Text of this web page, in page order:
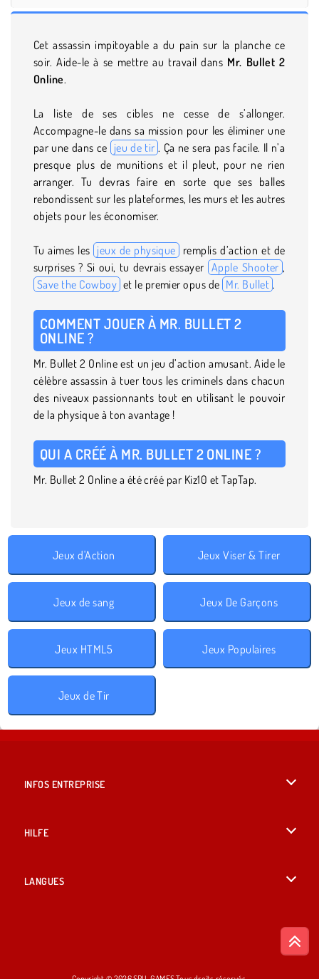
Cet assassin impitoyable a du pain sur la planche ce
soir. Aide-le à se mettre au travail dans Mr. Bullet 2
Online.
La liste de ses cibles ne cesse de s’allonger.
Accompagne-le dans sa mission pour les éliminer une
par une dans ce jeu de tir . Ça ne sera pas facile. Il n’a
presque plus de munitions et il pleut, pour ne rien
arranger. Tu devras faire en sorte que ses balles
rebondissent sur les plateformes, les murs et les autres
objets pour les économiser.
Tu aimes les jeux de physique remplis d’action et de
surprises ? Si oui, tu devrais essayer Apple Shooter ,
Save the Cowboy et le premier opus de Mr. Bullet .
COMMENT JOUER À MR. BULLET 2
ONLINE ?
Mr. Bullet 2 Online est un jeu d’action amusant. Aide le
célèbre assassin à tuer tous les criminels dans chacun
des niveaux passionnants tout en utilisant le pouvoir
de la physique à ton avantage !
QUI A CRÉÉ À MR. BULLET 2 ONLINE ?
Mr. Bullet 2 Online a été créé par Kiz10 et TapTap.
Jeux d'Action Jeux Viser & Tirer
Jeux de sang Jeux De Garçons
Jeux HTML5 Jeux Populaires
Jeux de Tir
INFOS ENTREPRISE
HILFE
LANGUES